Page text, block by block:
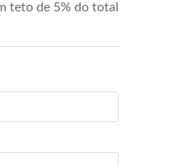
teto de 5% do total